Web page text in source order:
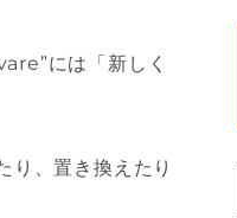
には「新しく
り、置き換えたり